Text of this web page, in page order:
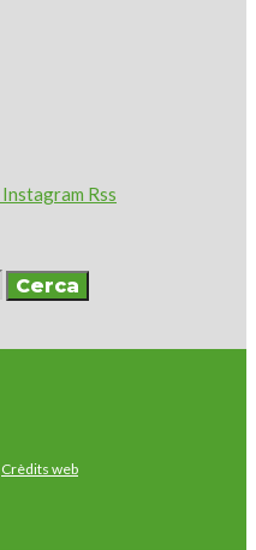
Instagram Rss
Crèdits web